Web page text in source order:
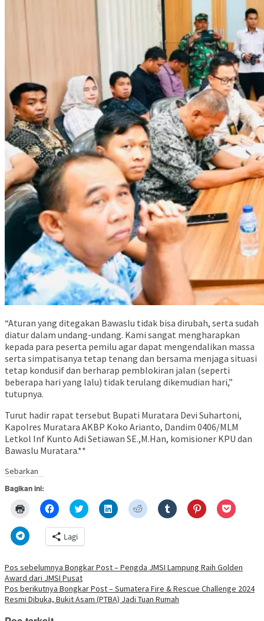
“Aturan yang ditegakan Bawaslu tidak bisa dirubah, serta sudah
diatur dalam undang-undang. Kami sangat mengharapkan
kepada para peserta pemilu agar dapat mengendalikan massa
serta simpatisanya tetap tenang dan bersama menjaga situasi
tetap kondusif dan berharap pemblokiran jalan (seperti
beberapa hari yang lalu) tidak terulang dikemudian hari,”
tutupnya.
Turut hadir rapat tersebut Bupati Muratara Devi Suhartoni,
Kapolres Muratara AKBP Koko Arianto, Dandim 0406/MLM
Letkol Inf Kunto Adi Setiawan SE.,M.Han, komisioner KPU dan
Bawaslu Muratara.**
Sebarkan
Bagikan ini:
untuk
di
jendela
yang
Klik
untuk
di
Facebook(Membuka
di
baru)
Klik
untuk
pada
di
baru)
Klik
untuk
baru)
Klik
untuk
baru)
Klik
untuk
baru)
Klik
untuk
baru)
Klik
untuk
baru)
Klik
untuk
berbagi
Telegram(Membuka
di
jendela
yang
baru)
Lagi
Navigasi
pos
Pos sebelumnya Bongkar Post – Pengda JMSI Lampung Raih Golden
Award dari JMSI Pusat
Pos berikutnya Bongkar Post – Sumatera Fire & Rescue Challenge 2024
Resmi Dibuka, Bukit Asam (PTBA) Jadi Tuan Rumah